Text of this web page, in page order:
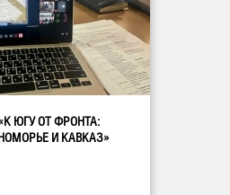
ЮГУ ОТ ФРОНТА:
И КАВКАЗ»